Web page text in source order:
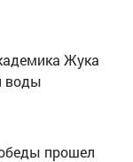
Жука
воды
прошел